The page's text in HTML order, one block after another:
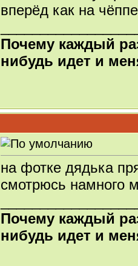
вперёд как на
Почему каждый
нибудь идет и
на фотке дядька
смотрюсь намного
Почему каждый
нибудь идет и